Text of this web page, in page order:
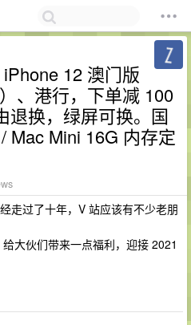
12 澳门版
、港行，下单减 100
退换，绿屏可换。国
Mac Mini 16G 内存定
走过了十年，V 站应该有不少老朋
大伙们带来一点福利，迎接 2021